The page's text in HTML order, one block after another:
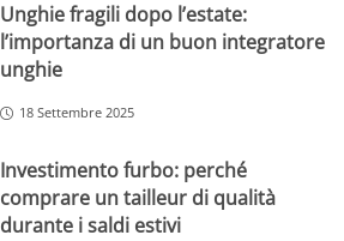
Unghie fragili dopo l’estate:
l’importanza di un buon integratore
unghie
18 Settembre 2025
Investimento furbo: perché
comprare un tailleur di qualità
durante i saldi estivi